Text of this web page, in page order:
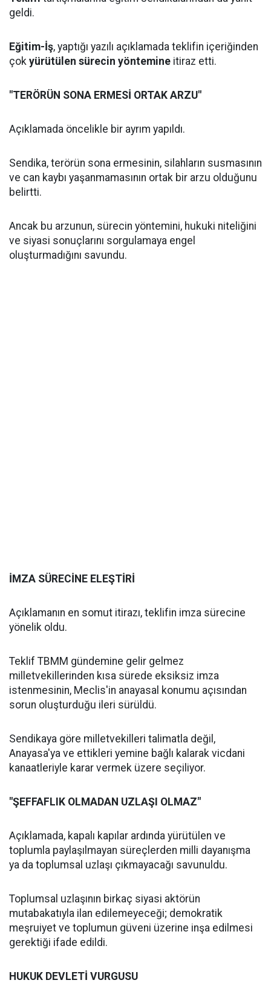
geldi.
Eğitim-İş, yaptığı yazılı açıklamada teklifin içeriğinden
çok yürütülen sürecin yöntemine itiraz etti.
"TERÖRÜN SONA ERMESİ ORTAK ARZU"
Açıklamada öncelikle bir ayrım yapıldı.
Sendika, terörün sona ermesinin, silahların susmasının
ve can kaybı yaşanmamasının ortak bir arzu olduğunu
belirtti.
Ancak bu arzunun, sürecin yöntemini, hukuki niteliğini
ve siyasi sonuçlarını sorgulamaya engel
oluşturmadığını savundu.
İMZA SÜRECİNE ELEŞTİRİ
Açıklamanın en somut itirazı, teklifin imza sürecine
yönelik oldu.
Teklif TBMM gündemine gelir gelmez
milletvekillerinden kısa sürede eksiksiz imza
istenmesinin, Meclis'in anayasal konumu açısından
sorun oluşturduğu ileri sürüldü.
Sendikaya göre milletvekilleri talimatla değil,
Anayasa'ya ve ettikleri yemine bağlı kalarak vicdani
kanaatleriyle karar vermek üzere seçiliyor.
"ŞEFFAFLIK OLMADAN UZLAŞI OLMAZ"
Açıklamada, kapalı kapılar ardında yürütülen ve
toplumla paylaşılmayan süreçlerden milli dayanışma
ya da toplumsal uzlaşı çıkmayacağı savunuldu.
Toplumsal uzlaşının birkaç siyasi aktörün
mutabakatıyla ilan edilemeyeceği; demokratik
meşruiyet ve toplumun güveni üzerine inşa edilmesi
gerektiği ifade edildi.
HUKUK DEVLETİ VURGUSU